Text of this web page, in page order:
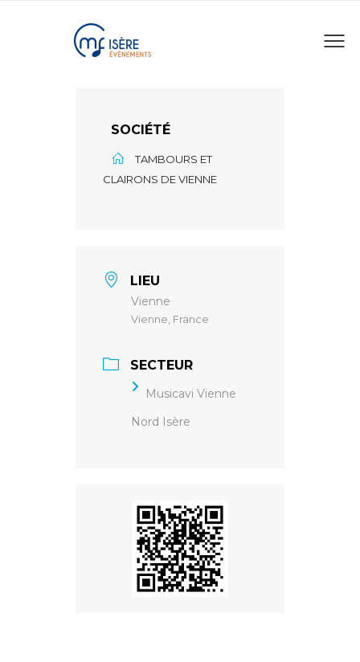
SOCIÉTÉ
TAMBOURS ET
CLAIRONS DE VIENNE
LIEU
Vienne
Vienne, France
SECTEUR
Musicavi Vienne
Nord Isère